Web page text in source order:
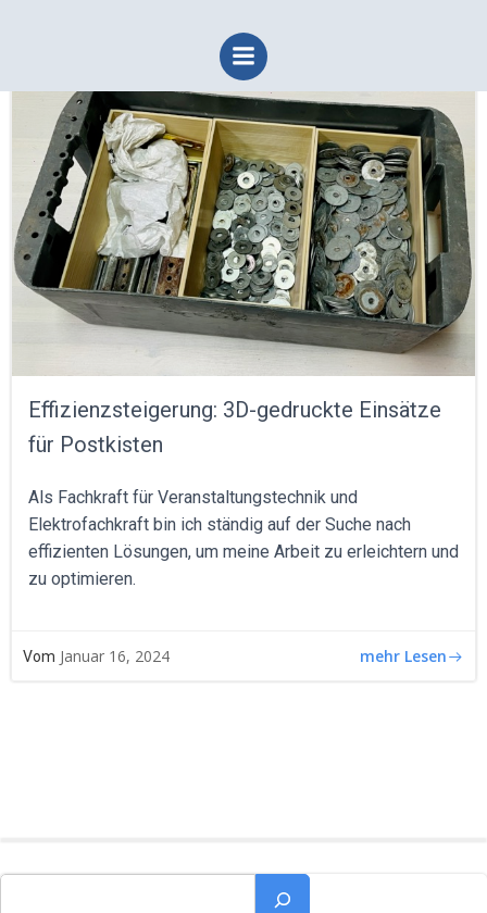
Inhalt
springen
Effizienzsteigerung: 3D-gedruckte Einsätze
für Postkisten
Als Fachkraft für Veranstaltungstechnik und
Elektrofachkraft bin ich ständig auf der Suche nach
effizienten Lösungen, um meine Arbeit zu erleichtern und
zu optimieren.
Vom Januar 16, 2024 mehr Lesen